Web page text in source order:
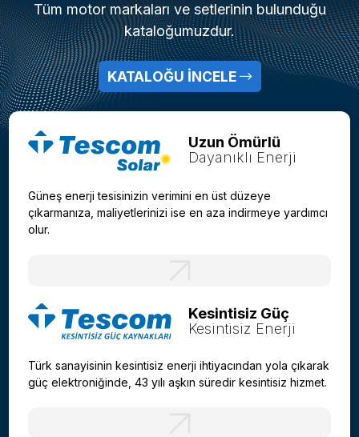
Tüm motor markaları ve setlerinin bulunduğu
kataloğumuzdur.
KATALOĞU İNCELE
Uzun Ömürlü
Dayanıklı Enerji
Güneş enerji tesisinizin verimini en üst düzeye
çıkarmanıza, maliyetlerinizi ise en aza indirmeye yardımcı
olur.
Kesintisiz Güç
Kesintisiz Enerji
Türk sanayisinin kesintisiz enerji ihtiyacından yola çıkarak
güç elektroniğinde, 43 yılı aşkın süredir kesintisiz hizmet.